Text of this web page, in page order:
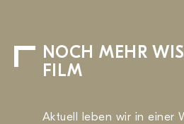
NOCH MEHR
FILM
Aktuell leben wir in einer